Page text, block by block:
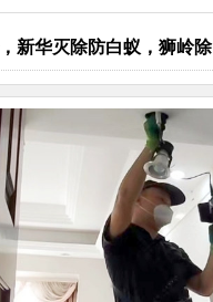
新华灭除防白蚁，狮岭